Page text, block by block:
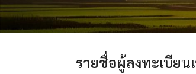
รายชื่อผู้ลงทะเบียน